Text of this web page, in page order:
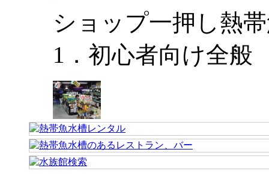
ショップ一押し熱
1．初心者向け全